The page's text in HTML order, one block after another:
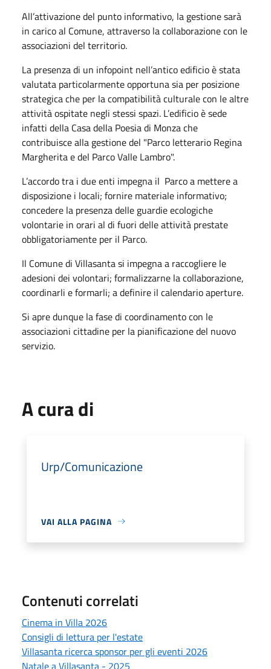
All’attivazione del punto informativo, la gestione sarà
in carico al Comune, attraverso la collaborazione con le
associazioni del territorio.
La presenza di un infopoint nell’antico edificio è stata
valutata particolarmente opportuna sia per posizione
strategica che per la compatibilità culturale con le altre
attività ospitate negli stessi spazi. L’edificio è sede
infatti della Casa della Poesia di Monza che
contribuisce alla gestione del "Parco letterario Regina
Margherita e del Parco Valle Lambro".
L’accordo tra i due enti impegna il Parco a mettere a
disposizione i locali; fornire materiale informativo;
concedere la presenza delle guardie ecologiche
volontarie in orari al di fuori delle attività prestate
obbligatoriamente per il Parco.
Il Comune di Villasanta si impegna a raccogliere le
adesioni dei volontari; formalizzarne la collaborazione,
coordinarli e formarli; a definire il calendario aperture.
Si apre dunque la fase di coordinamento con le
associazioni cittadine per la pianificazione del nuovo
servizio.
A cura di
Urp/Comunicazione
VAI ALLA PAGINA
Contenuti correlati
Cinema in Villa 2026
Consigli di lettura per l'estate
Villasanta ricerca sponsor per gli eventi 2026
Natale a Villasanta - 2025